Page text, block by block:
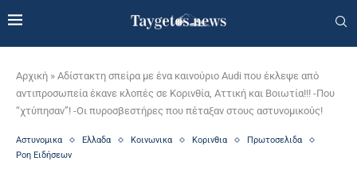
Αρχική » Αδίστακτη σπείρα με ένα καινούριο Audi που έκλεψε από
αντιπροσωπεία έκανε κλοπές σε Κορινθία, Αττική και Βοιωτία!!! -Που
“χτύπησαν”! -Οι πυροσβεστήρες που πέταξαν στους αστυνομικούς!
Αστυνομικα Ελλαδα Κοινωνικα Κορινθια
Πρωτοσελιδα
Ροη Ειδήσεων